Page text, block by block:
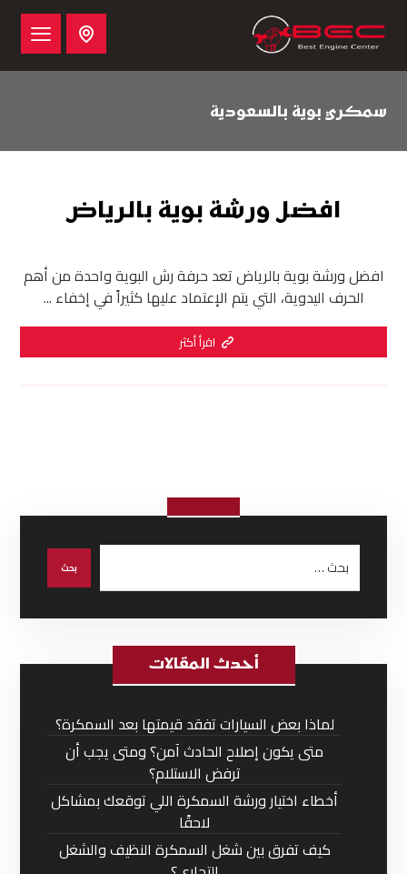
سمكري بوية بالسعودية
افضل ورشة بوية بالرياض
افضل ورشة بوية بالرياض تعد حرفة رش البوية واحدة من أهم
الحرف اليدوية، التي يتم الإعتماد عليها كثيراً في إخفاء ...
اقرأ أكثر
أحدث المقالات
لماذا بعض السيارات تفقد قيمتها بعد السمكرة؟
متى يكون إصلاح الحادث آمن؟ ومتى يجب أن
ترفض الاستلام؟
أخطاء اختيار ورشة السمكرة اللي توقعك بمشاكل
لاحقًا
كيف تفرق بين شغل السمكرة النظيف والشغل